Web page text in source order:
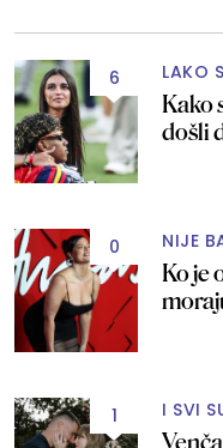
6 LAKO
Kako
došli
0 NIJE
Ko je
1 I SVI